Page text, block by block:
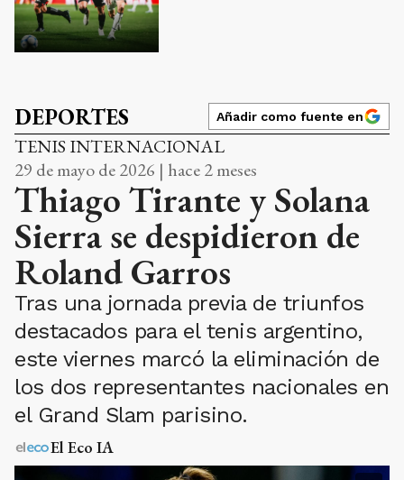
DEPORTES Añadir como fuente en
TENIS INTERNACIONAL
29 de mayo de 2026 | hace 2 meses
Thiago Tirante y Solana
Sierra se despidieron de
Roland Garros
Tras una jornada previa de triunfos
destacados para el tenis argentino,
este viernes marcó la eliminación de
los dos representantes nacionales en
el Grand Slam parisino.
El Eco IA